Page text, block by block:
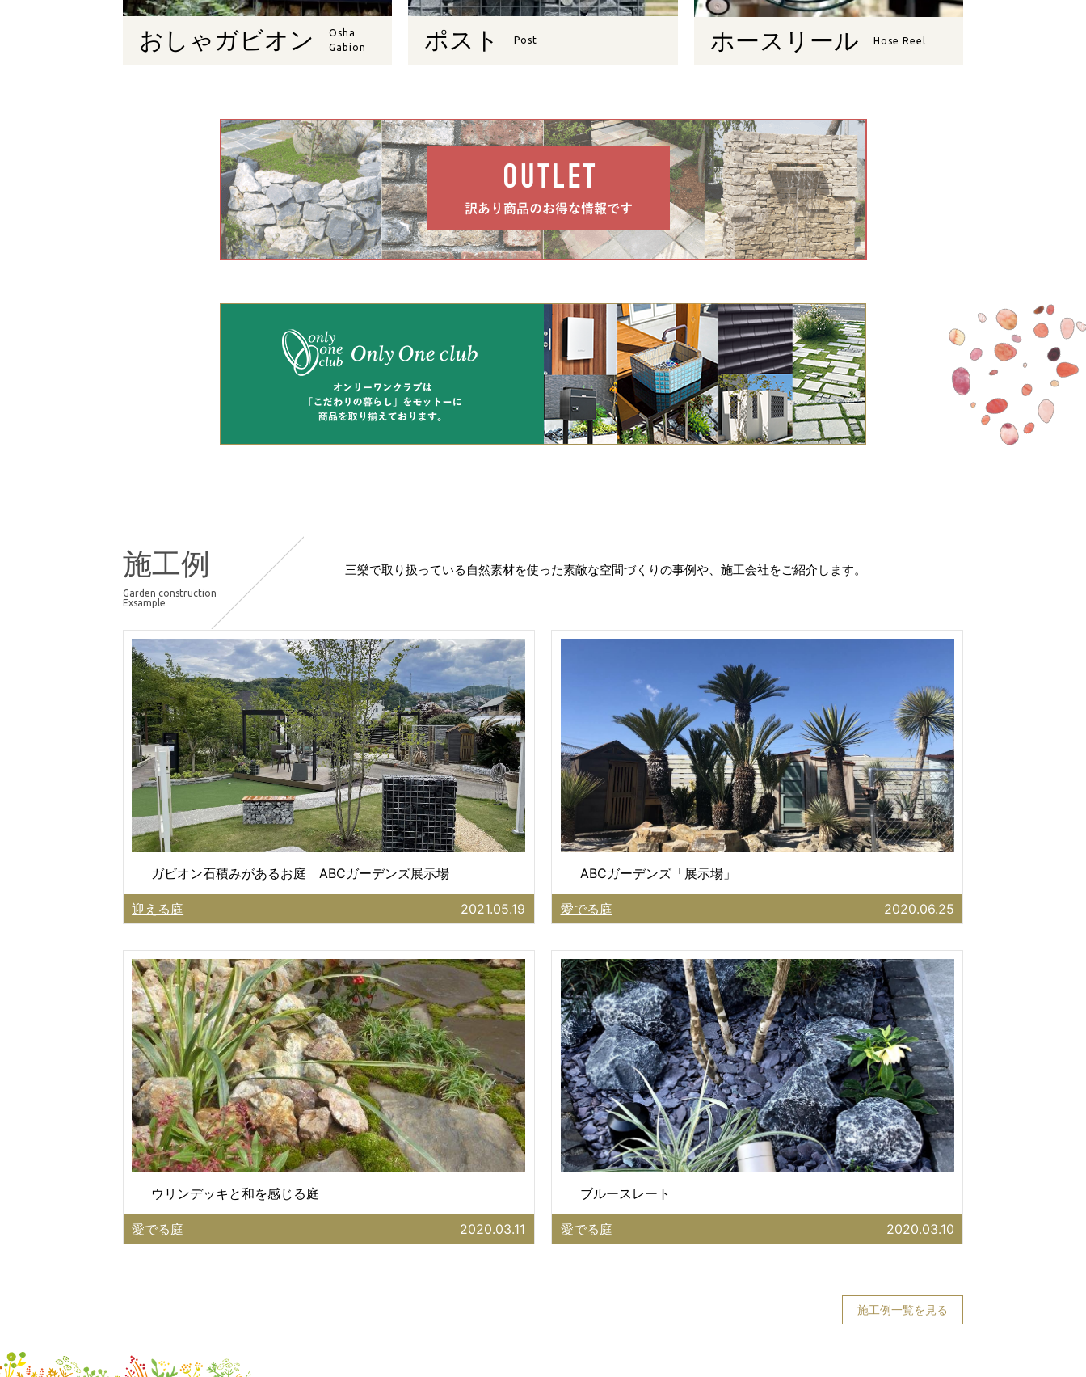
おしゃガビオン
Osha
Gabion
ポスト Post ホースリール Hose Reel
施工例
Garden construction
Exsample
三樂で取り扱っている自然素材を使った素敵な空間づくりの事例や、施工会社をご紹介します。
ガビオン石積みがあるお庭 ABCガーデンズ展示場
迎える庭 2021.05.19
ABCガーデンズ「展示場」
愛でる庭 2020.06.25
ウリンデッキと和を感じる庭
愛でる庭 2020.03.11
ブルースレート
愛でる庭 2020.03.10
施工例一覧を見る